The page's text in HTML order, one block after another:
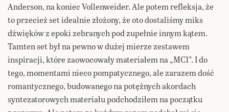
Anderson, na koniec Vollenweider. Ale potem refleksja, że
to przecież set idealnie złożony, że oto dostaliśmy miks
dźwięków z epoki zebranych pod zupełnie innym kątem.
Tamten set był na pewno w dużej mierze zestawem
inspiracji, które zaowocowały materiałem na „MC1”. I do
tego, momentami nieco pompatycznego, ale zarazem dość
romantycznego, budowanego na potężnych akordach
syntezatorowych materiału podchodziłem na początku